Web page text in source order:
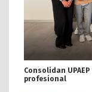
Consolidan
profesional